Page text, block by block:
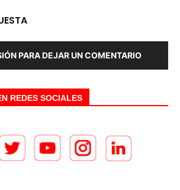
PARA DEJAR UN COMENTARIO
REDES SOCIALES